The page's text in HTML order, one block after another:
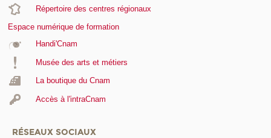
Répertoire des centres régionaux
Espace numérique de formation
Handi'Cnam
Musée des arts et métiers
La boutique du Cnam
Accès à l'intraCnam
RÉSEAUX SOCIAUX